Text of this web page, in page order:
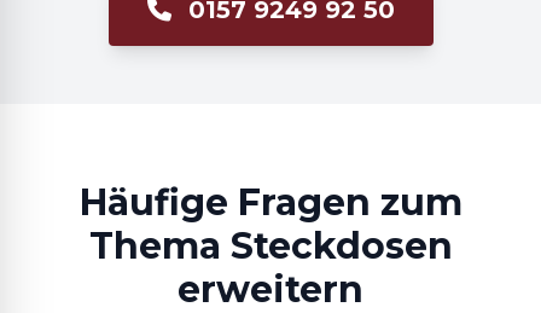
0157 9249 92 50
Häufige Fragen zum
Thema Steckdosen
erweitern